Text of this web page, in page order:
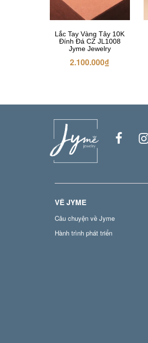
Lắc Tay Vàng Tây 10K
Đính Đá CZ JL1008
Jyme Jewelry
2.100.000₫
VỀ JYME
Câu chuyện về Jyme
Hành trình phát triển